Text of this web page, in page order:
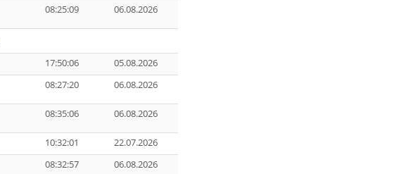
08:25:09 06.08.2026
17:50:06
05.08.2026
08:27:20 06.08.2026
08:35:06 06.08.2026
10:32:01
22.07.2026
08:32:57 06.08.2026